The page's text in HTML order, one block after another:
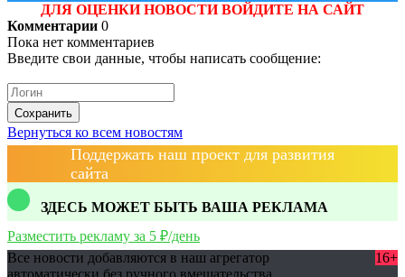
ДЛЯ ОЦЕНКИ НОВОСТИ ВОЙДИТЕ НА САЙТ
Комментарии 0
Пока нет комментариев
Введите свои данные, чтобы написать сообщение:
Сохранить
Вернуться ко всем новостям
Поддержать наш проект для развития
сайта
ЗДЕСЬ МОЖЕТ БЫТЬ ВАША РЕКЛАМА
Разместить рекламу за 5 ₽/день
Все новости добавляются в наш агрегатор
16+